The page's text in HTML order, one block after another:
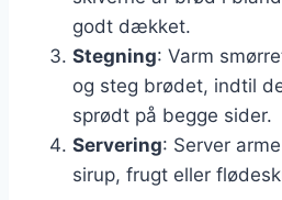
godt dækket.
Stegning: Varm
og steg brødet, indtil
sprødt på begge sider.
Servering: Server
sirup, frugt eller